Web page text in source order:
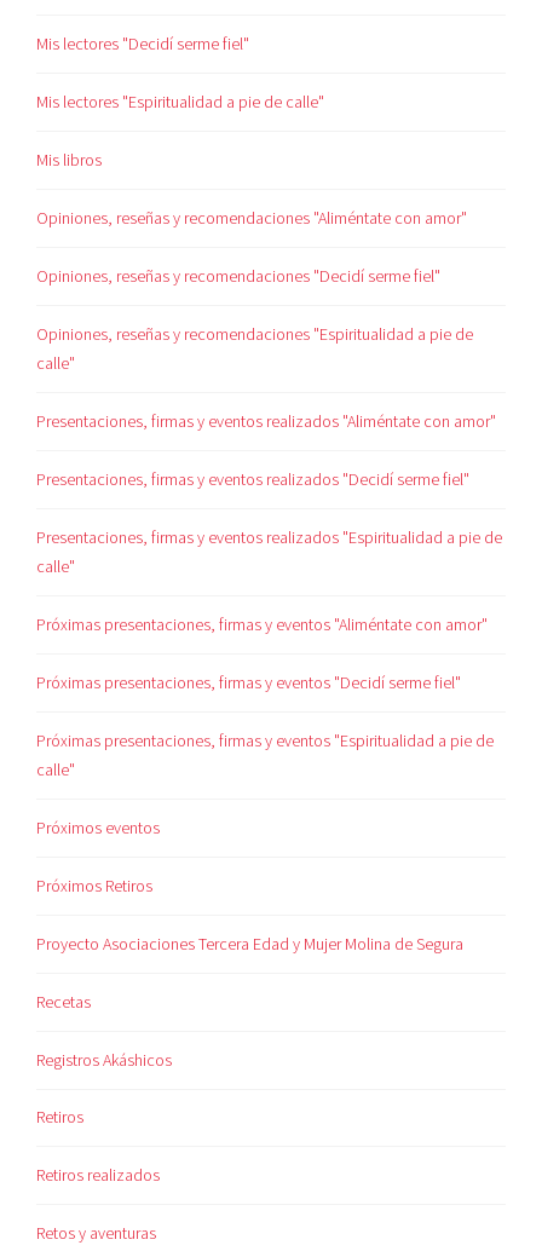
Mis lectores "Decidí serme fiel"
Mis lectores "Espiritualidad a pie de calle"
Mis libros
Opiniones, reseñas y recomendaciones "Aliméntate con amor"
Opiniones, reseñas y recomendaciones "Decidí serme fiel"
Opiniones, reseñas y recomendaciones "Espiritualidad a pie de
calle"
Presentaciones, firmas y eventos realizados "Aliméntate con amor"
Presentaciones, firmas y eventos realizados "Decidí serme fiel"
Presentaciones, firmas y eventos realizados "Espiritualidad a pie de
calle"
Próximas presentaciones, firmas y eventos "Aliméntate con amor"
Próximas presentaciones, firmas y eventos "Decidí serme fiel"
Próximas presentaciones, firmas y eventos "Espiritualidad a pie de
calle"
Próximos eventos
Próximos Retiros
Proyecto Asociaciones Tercera Edad y Mujer Molina de Segura
Recetas
Registros Akáshicos
Retiros
Retiros realizados
Retos y aventuras